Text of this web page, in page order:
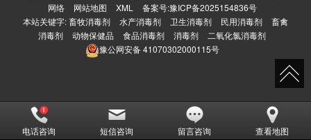
网络
网站地图 XML 备案号:豫ICP备2025154836号
本站关键字:畜牧消毒剂 水产消毒剂 卫生消毒剂 民用消毒剂
畜禽
消毒剂
动物保健品 食品消毒剂 消毒剂
二氧化氯消毒剂
豫公网安备41070302000115号
电话咨询 短信咨询 留言咨询 查看地图